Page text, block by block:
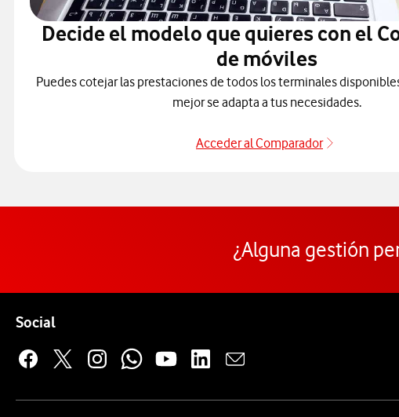
Decide el modelo que quieres con el
de móviles
Puedes cotejar las prestaciones de todos los terminales
mejor se adapta a tus necesidades.
Acceder al Comparador
¿Alguna gestión
SocialEnlaces a las redes sociales de Vodafone